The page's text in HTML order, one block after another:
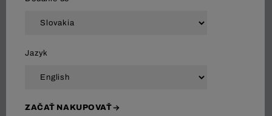
Jazyk
ZAČAŤ NAKUPOVAŤ